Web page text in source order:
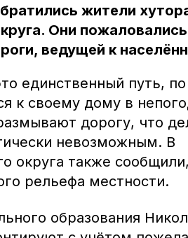
жители
Они
ведущей к
единственный путь,
к своему дому в
дорогу, что
невозможным. В
округа также
рельефа местности.
образования